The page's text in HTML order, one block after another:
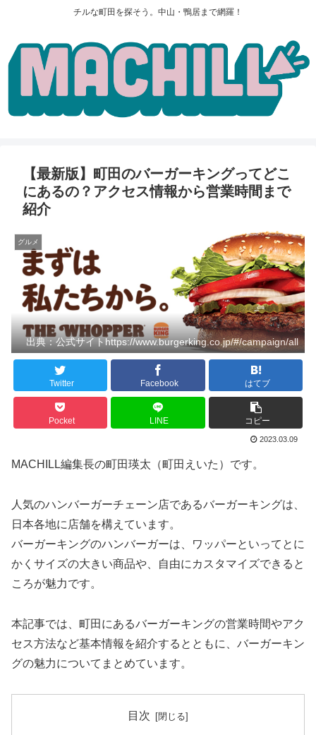
チルな町田を探そう。中山・鴨居まで網羅！
【最新版】町田のバーガーキングってどこ
にあるの？アクセス情報から営業時間まで
紹介
グルメ
出典：公式サイトhttps://www.burgerking.co.jp/#/campaign/all
Twitter Facebook はてブ
Pocket LINE コピー
2023.03.09
MACHILL編集長の町田瑛太（町田えいた）です。
人気のハンバーガーチェーン店であるバーガーキングは、
日本各地に店舗を構えています。
バーガーキングのハンバーガーは、ワッパーといってとに
かくサイズの大きい商品や、自由にカスタマイズできると
ころが魅力です。
本記事では、町田にあるバーガーキングの営業時間やアク
セス方法など基本情報を紹介するとともに、バーガーキン
グの魅力についてまとめています。
目次